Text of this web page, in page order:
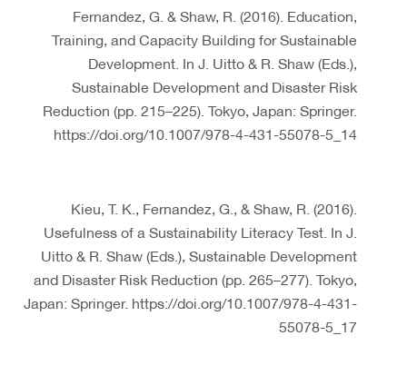
Fernandez, G. & Shaw, R. (2016). Education,
Training, and Capacity Building for Sustainable
Development. In J. Uitto & R. Shaw (Eds.),
Sustainable Development and Disaster Risk
Reduction (pp. 215–225). Tokyo, Japan: Springer.
https://doi.org/10.1007/978-4-431-55078-5_14
Kieu, T. K., Fernandez, G., & Shaw, R. (2016).
Usefulness of a Sustainability Literacy Test. In J.
Uitto & R. Shaw (Eds.), Sustainable Development
and Disaster Risk Reduction (pp. 265–277). Tokyo,
Japan: Springer. https://doi.org/10.1007/978-4-431-
55078-5_17